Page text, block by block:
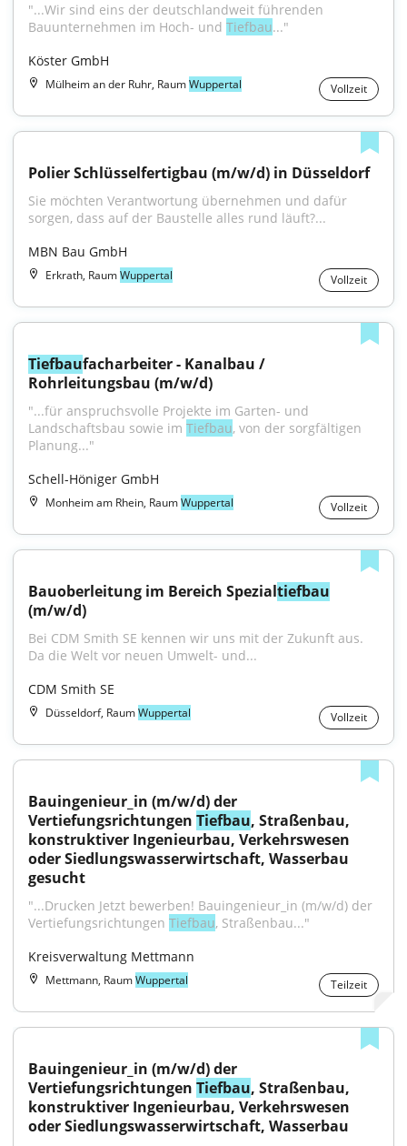
"...Wir sind eins der deutschlandweit führenden
Bauunternehmen im Hoch- und Tiefbau..."
Köster GmbH
Mülheim an der Ruhr, RaumWuppertal Vollzeit
Polier Schlüsselfertigbau (m/w/d) in Düsseldorf
Sie möchten Verantwortung übernehmen und dafür
sorgen, dass auf der Baustelle alles rund läuft?...
MBN Bau GmbH
Erkrath, RaumWuppertal Vollzeit
Tiefbaufacharbeiter - Kanalbau /
Rohrleitungsbau (m/w/d)
"...für anspruchsvolle Projekte im Garten- und
Landschaftsbau sowie im Tiefbau, von der sorgfältigen
Planung..."
Schell-Höniger GmbH
Monheim am Rhein, RaumWuppertal Vollzeit
Bauoberleitung im Bereich Spezialtiefbau
(m/w/d)
Bei CDM Smith SE kennen wir uns mit der Zukunft aus.
Da die Welt vor neuen Umwelt- und...
CDM Smith SE
Düsseldorf, RaumWuppertal Vollzeit
Bauingenieur_in (m/w/d) der
Vertiefungsrichtungen Tiefbau, Straßenbau,
konstruktiver Ingenieurbau, Verkehrswesen
oder Siedlungswasserwirtschaft, Wasserbau
gesucht
"...Drucken Jetzt bewerben! Bauingenieur_in (m/w/d) der
Vertiefungsrichtungen Tiefbau, Straßenbau..."
Kreisverwaltung Mettmann
Mettmann, RaumWuppertal Teilzeit
Bauingenieur_in (m/w/d) der
Vertiefungsrichtungen Tiefbau, Straßenbau,
konstruktiver Ingenieurbau, Verkehrswesen
oder Siedlungswasserwirtschaft, Wasserbau